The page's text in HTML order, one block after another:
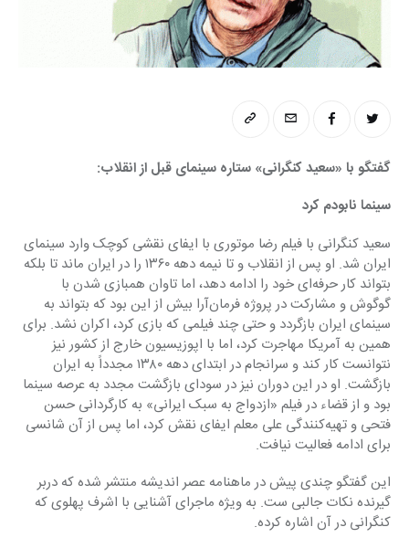
گفتگو با «سعید کنگرانی» ستاره سینمای قبل از انقلاب:
سینما نابودم کرد
سعید کنگرانی با فیلم رضا موتوری با ایفای نقشی کوچک وارد سینمای
ایران شد. او پس از انقلاب و تا نیمه دهه ۱۳۶۰ را در ایران ماند تا بلکه
بتواند کار حرفه‌ای خود را ادامه دهد، اما تاوان همبازی شدن با
گوگوش و مشارکت در پروژه فرمان‌آرا بیش از این بود که بتواند به
سینمای ایران بازگردد و حتی چند فیلمی که بازی کرد، اکران نشد. برای
همین به آمریکا مهاجرت کرد، اما با اپوزیسیون خارج از کشور نیز
نتوانست کار کند و سرانجام در ابتدای دهه ۱۳۸۰ مجدداً به ایران
بازگشت. او در این دوران نیز در سودای بازگشت مجدد به عرصه سینما
بود و از قضاء در فیلم «ازدواج به سبک ایرانی» به کارگردانی حسن
فتحی و تهیه‌کنندگی علی معلم ایفای نقش کرد، اما پس از آن شانسی
برای ادامه فعالیت نیافت.
این گفتگو چندی پیش در ماهنامه عصر اندیشه منتشر شده که دربر
گیرنده نکات جالبی ست. به ویژه ماجرای آشنایی با اشرف پهلوی که
کنگرانی در آن اشاره کرده.